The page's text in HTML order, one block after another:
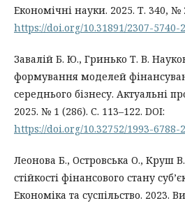
Економічні науки. 2025. Т. 340, №
https://doi.org/10.31891/2307-5740-
Завалій Б. Ю., Гринько Т. В.
формування моделей
середнього бізнесу. Актуальні
2025. № 1 (286). С. 113–122. DOI:
https://doi.org/10.32752/1993-6788-
Леонова Б., Островська О., Круш
стійкості фінансового стану
Економіка та суспільство. 2023.